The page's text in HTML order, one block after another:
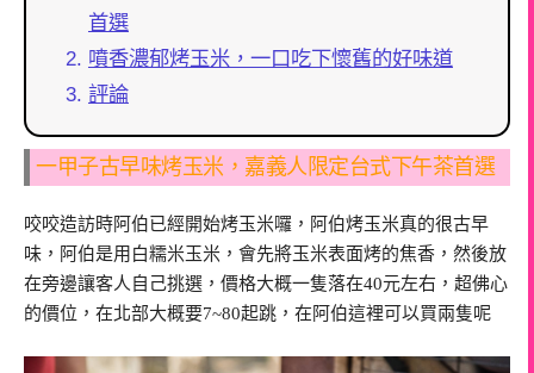
首選
噴香濃郁烤玉米，一口吃下懷舊的好味道
評論
一甲子古早味烤玉米，嘉義人限定台式下午茶首選
咬咬造訪時阿伯已經開始烤玉米囉，阿伯烤玉米真的很古早
味，阿伯是用白糯米玉米，會先將玉米表面烤的焦香，然後放
在旁邊讓客人自己挑選，價格大概一隻落在40元左右，超佛心
的價位，在北部大概要7~80起跳，在阿伯這裡可以買兩隻呢